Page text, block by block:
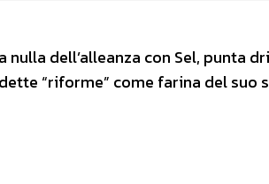
nulla dell’alleanza con Sel, punta
“riforme” come farina del suo